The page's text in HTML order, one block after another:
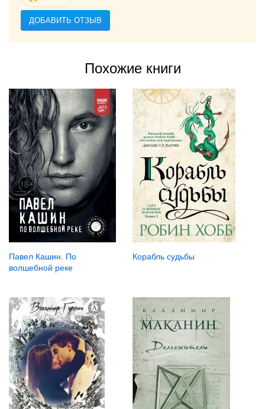
ДОБАВИТЬ ОТЗЫВ
Похожие книги
Павел Кашин. По
волшебной реке
Корабль судьбы